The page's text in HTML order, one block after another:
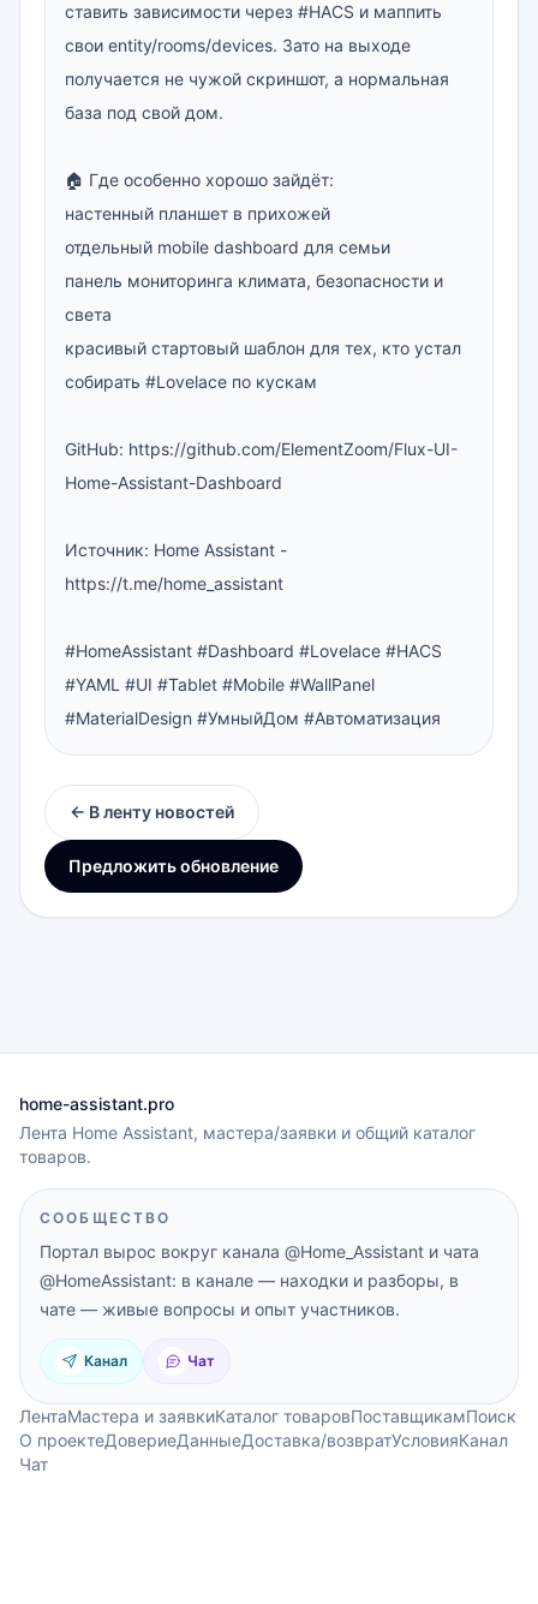
ставить зависимости через #HACS и маппить
свои entity/rooms/devices. Зато на выходе
получается не чужой скриншот, а нормальная
база под свой дом.
🏠 Где особенно хорошо зайдёт:
настенный планшет в прихожей
отдельный mobile dashboard для семьи
панель мониторинга климата, безопасности и
света
красивый стартовый шаблон для тех, кто устал
собирать #Lovelace по кускам
GitHub: https://github.com/ElementZoom/Flux-UI-
Home-Assistant-Dashboard
Источник: Home Assistant -
https://t.me/home_assistant
#HomeAssistant #Dashboard #Lovelace #HACS
#YAML #UI #Tablet #Mobile #WallPanel
#MaterialDesign #УмныйДом #Автоматизация
← В ленту новостей
Предложить обновление
home-assistant.pro
Лента Home Assistant, мастера/заявки и общий каталог
товаров.
СООБЩЕСТВО
Портал вырос вокруг канала @Home_Assistant и чата
@HomeAssistant: в канале — находки и разборы, в
чате — живые вопросы и опыт участников.
Канал Чат
ЛентаМастера и заявкиКаталог товаровПоставщикамПоиск
О проектеДовериеДанныеДоставка/возвратУсловияКанал
Чат